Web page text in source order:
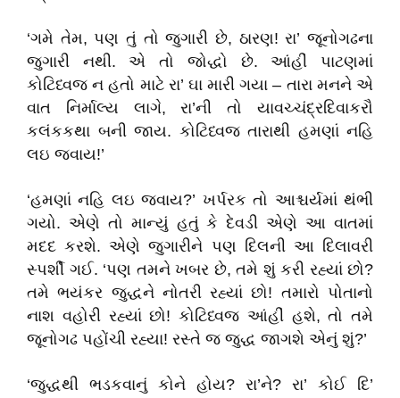
‘ગમે તેમ, પણ તું તો જુગારી છે, ઠારણ! રા’ જૂનોગઢના
જુગારી નથી. એ તો જોદ્ધો છે. આંહીં પાટણમાં
કોટિધ્વજ ન હતો માટે રા’ ઘા મારી ગયા – તારા મનને એ
વાત નિર્માલ્ય લાગે, રા’ની તો યાવચ્ચંદ્રદિવાકરૌ
કલંકકથા બની જાય. કોટિધ્વજ તારાથી હમણાં નહિ
લઇ જવાય!’
‘હમણાં નહિ લઇ જવાય?’ ખર્પરક તો આશ્ચર્યમાં થંભી
ગયો. એણે તો માન્યું હતું કે દેવડી એણે આ વાતમાં
મદદ કરશે. એણે જુગારીને પણ દિલની આ દિલાવરી
સ્પર્શી ગઈ. ‘પણ તમને ખબર છે, તમે શું કરી રહ્યાં છો?
તમે ભયંકર જુદ્ધને નોતરી રહ્યાં છો! તમારો પોતાનો
નાશ વહોરી રહ્યાં છો! કોટિધ્વજ આંહીં હશે, તો તમે
જૂનોગઢ પહોંચી રહ્યા! રસ્તે જ જુદ્ધ જાગશે એનું શું?’
‘જુદ્ધથી ભડકવાનું કોને હોય? રા’ને? રા’ કોઈ દિ’